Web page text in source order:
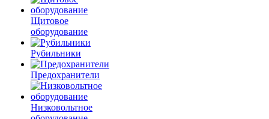
Щитовое
оборудование
Рубильники
Предохранители
Низковольтное